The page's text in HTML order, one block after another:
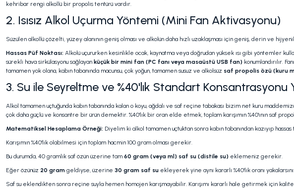
kehribar rengi alkollü bir propolis tentürü vardır.
2. Isısız Alkol Uçurma Yöntemi (Mini Fan Aktivasyonu)
Süzülen alkollü çözelti, yüzey alanının geniş olması ve alkolün daha hızlı uzaklaşması için geniş, derin ve
Hassas Püf Noktası: Alkolü uçururken kesinlikle ocak, kaynatma veya doğrudan yüksek ısı gibi yöntemler
sürekli hava sirkülasyonu sağlayan küçük bir mini fan (PC fanı veya masaüstü USB fan) konumlandırılır.
tamamen yok olana, kabın tabanında macunsu, çok yoğun, tamamen susuz ve alkolsüz saf propolis özü (kuru
3. Su ile Seyreltme ve %40'lık Standart Konsantrasyonu
Alkol tamamen uçtuğunda kabın tabanında kalan o koyu, ağdalı ve saf reçine tabakası bizim net kuru
çok daha güçlü ve konsantre bir ürün demektir. %40'lık bir oran elde etmek, toplam karışımın %40'ının saf
Matematiksel Hesaplama Örneği: Diyelim ki alkol tamamen uçtuktan sonra kabın tabanından kazıyıp
Karışımın %40'lık olabilmesi için toplam hacmin 100 gram olması gerekir.
Bu durumda, 40 gramlık saf özün üzerine tam 60 gram (veya ml) saf su (distile su) eklemeniz gerekir.
Eğer özünüz 20 gram geldiyse, üzerine 30 gram saf su ekleyerek yine aynı kararlı %40'lık oranı
Saf su eklendikten sonra reçine suyla hemen homojen karışmayabilir. Karışımı kararlı hale getirmek için